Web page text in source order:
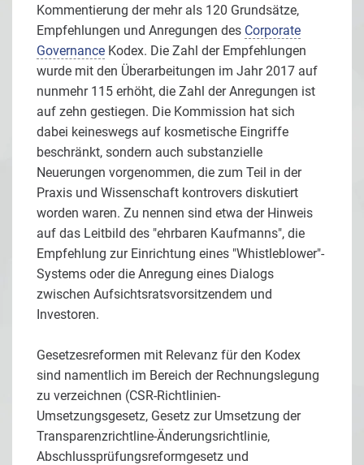
Kommentierung der mehr als 120 Grundsätze,
Empfehlungen und Anregungen des Corporate
Governance Kodex. Die Zahl der Empfehlungen
wurde mit den Überarbeitungen im Jahr 2017 auf
nunmehr 115 erhöht, die Zahl der Anregungen ist
auf zehn gestiegen. Die Kommission hat sich
dabei keineswegs auf kosmetische Eingriffe
beschränkt, sondern auch substanzielle
Neuerungen vorgenommen, die zum Teil in der
Praxis und Wissenschaft kontrovers diskutiert
worden waren. Zu nennen sind etwa der Hinweis
auf das Leitbild des "ehrbaren Kaufmanns", die
Empfehlung zur Einrichtung eines "Whistleblower"-
Systems oder die Anregung eines Dialogs
zwischen Aufsichtsratsvorsitzendem und
Investoren.
Gesetzesreformen mit Relevanz für den Kodex
sind namentlich im Bereich der Rechnungslegung
zu verzeichnen (CSR-Richtlinien-
Umsetzungsgesetz, Gesetz zur Umsetzung der
Transparenzrichtline-Änderungsrichtlinie,
Abschlussprüfungsreformgesetz und